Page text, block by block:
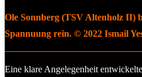
Ole Sonnberg (TSV Altenholz II)
Spannuung rein. © 2022 Ismail
Eine klare Angelegenheit